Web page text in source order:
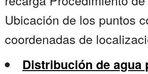
Ubicación de los puntos
coordenadas de
Distribución de agua